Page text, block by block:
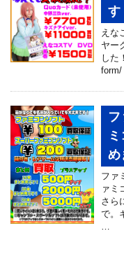
す
えな
ヤー
した
form/
め
ファ
ァミ
さら
で。